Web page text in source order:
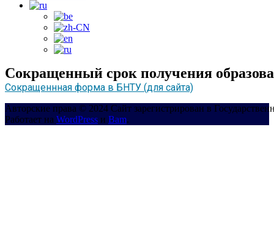
Сокращенный срок получения
Сокращеннная форма в БНТУ (для сайта)
Авторские права © 2024 Сайт зарегистрирован в
Работает на WordPress и Bam.